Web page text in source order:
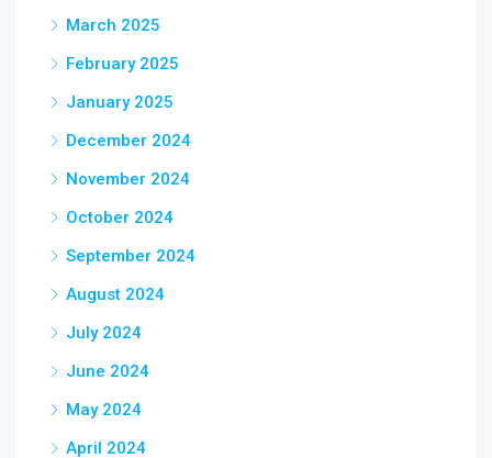
March 2025
February 2025
January 2025
December 2024
November 2024
October 2024
September 2024
August 2024
July 2024
June 2024
May 2024
April 2024